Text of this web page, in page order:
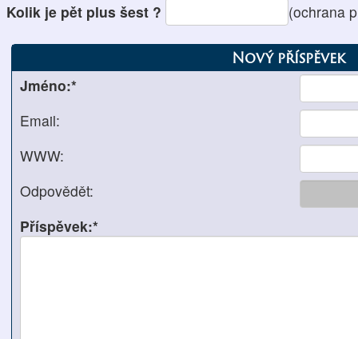
Kolik je pět plus šest ? (ochrana
Nový příspěvek
Jméno:*
Email:
WWW:
Odpovědět:
Příspěvek:*